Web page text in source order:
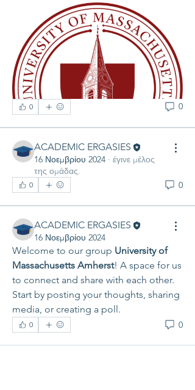
0 0
ACADEMIC ERGASIES
16 Νοεμβρίου 2024 · έγινε μέλος
της ομάδας.
0 0
ACADEMIC ERGASIES
16 Νοεμβρίου 2024
Welcome to our group University of
Massachusetts Amherst! A space for us
to connect and share with each other.
Start by posting your thoughts, sharing
media, or creating a poll.
0 0